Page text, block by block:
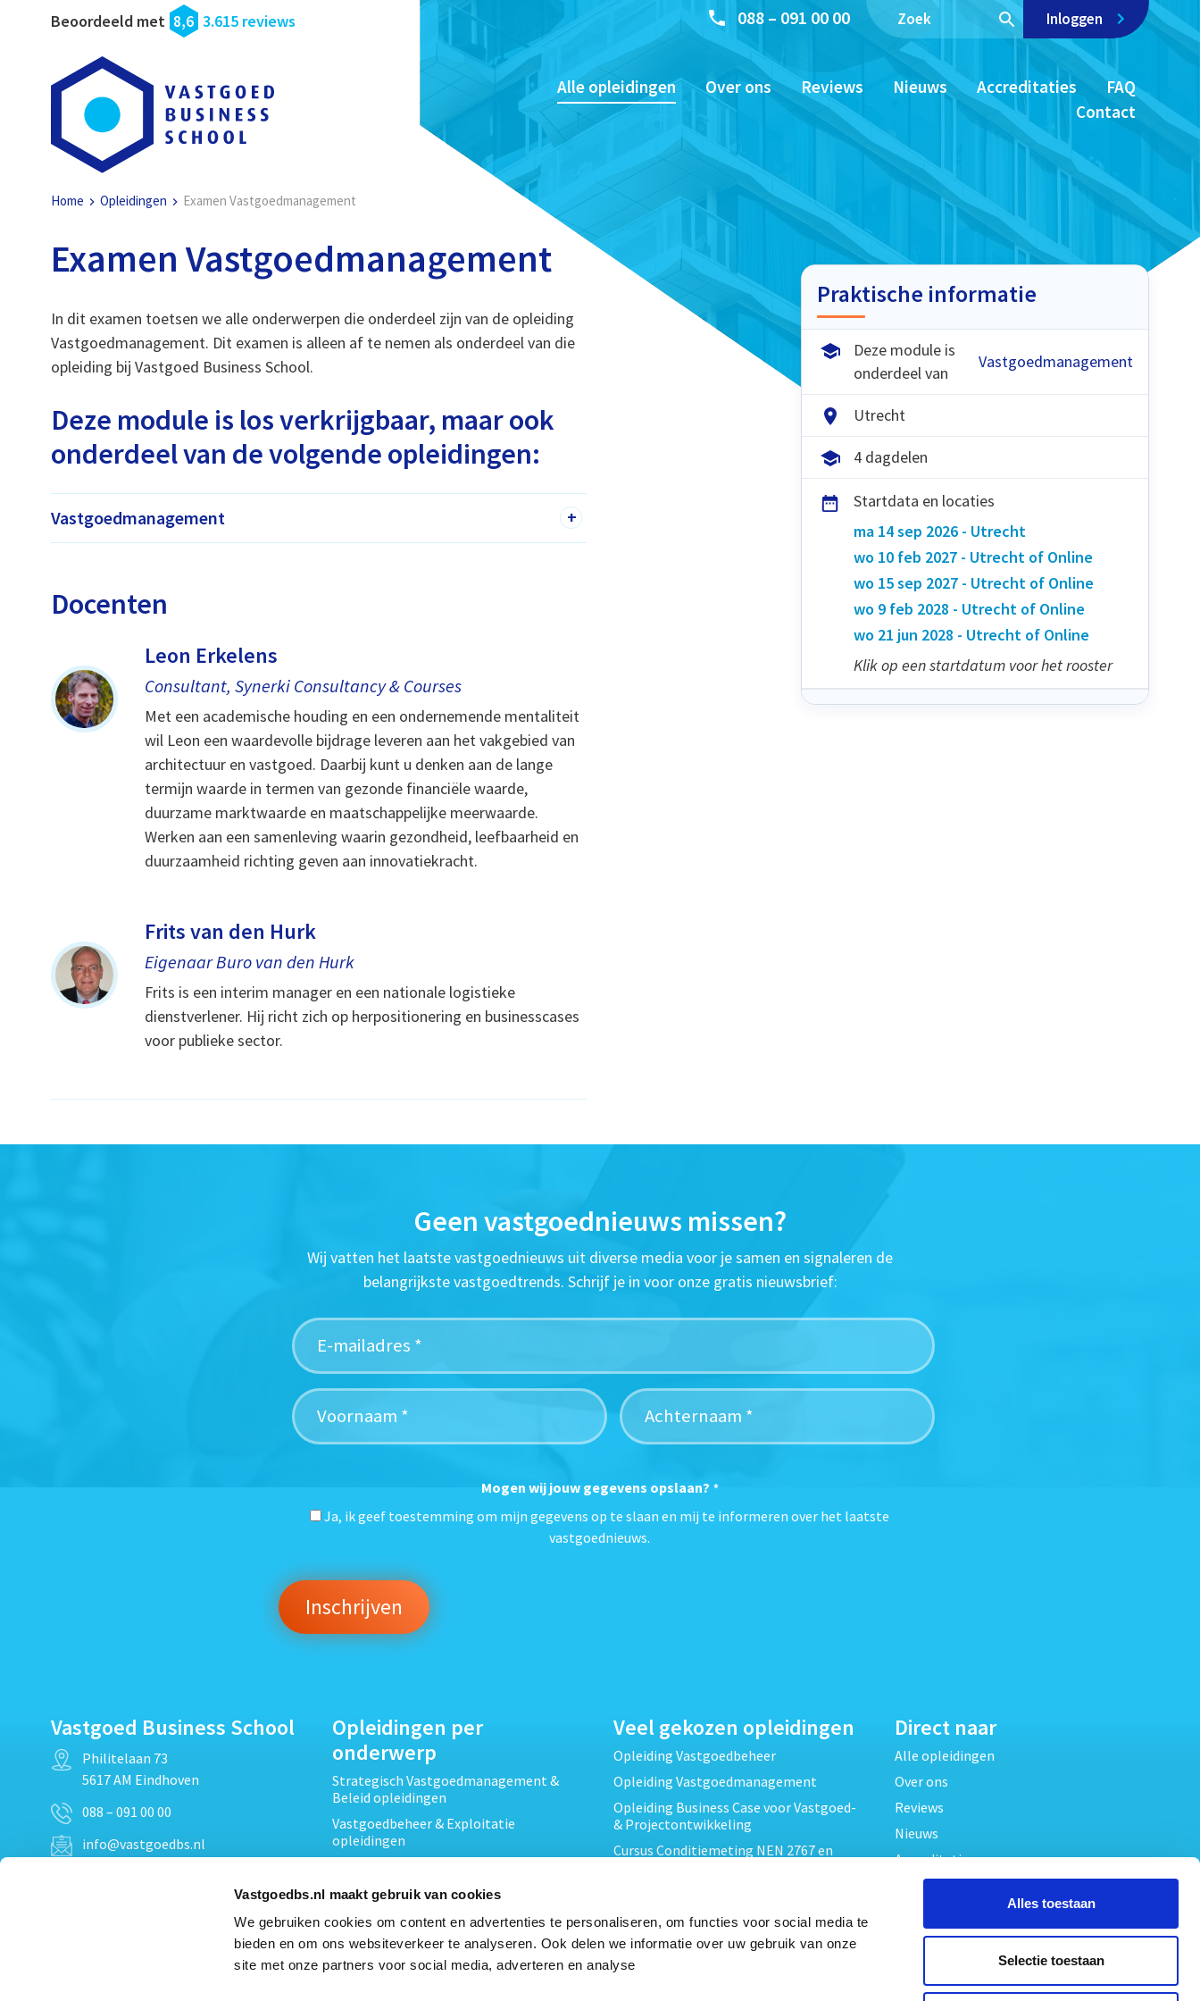
Vastgoedbs.nl maakt gebruik van cookies
We gebruiken cookies om content en advertenties te personaliseren, om functies voor social media te
bieden en om ons websiteverkeer te analyseren. Ook delen we informatie over uw gebruik van onze
site met onze partners voor social media, adverteren en analyse
Alles toestaan
Selectie toestaan
Beoordeeld met 8,6 3.615 reviews 088 – 091 00 00 Inloggen
Alle opleidingen Over ons Reviews Nieuws Accreditaties
FAQ
Contact
Home Opleidingen Examen Vastgoedmanagement
Examen Vastgoedmanagement
In dit examen toetsen we alle onderwerpen die onderdeel zijn van de opleiding
Vastgoedmanagement. Dit examen is alleen af te nemen als onderdeel van die
opleiding bij Vastgoed Business School.
Deze module is los verkrijgbaar, maar ook
onderdeel van de volgende opleidingen:
Vastgoedmanagement +
Docenten
Leon Erkelens
Consultant, Synerki Consultancy & Courses
Met een academische houding en een ondernemende mentaliteit
wil Leon een waardevolle bijdrage leveren aan het vakgebied van
architectuur en vastgoed. Daarbij kunt u denken aan de lange
termijn waarde in termen van gezonde financiële waarde,
duurzame marktwaarde en maatschappelijke meerwaarde.
Werken aan een samenleving waarin gezondheid, leefbaarheid en
duurzaamheid richting geven aan innovatiekracht.
Frits van den Hurk
Eigenaar Buro van den Hurk
Frits is een interim manager en een nationale logistieke
dienstverlener. Hij richt zich op herpositionering en businesscases
voor publieke sector.
Praktische informatie
Deze module is
onderdeel van
Vastgoedmanagement
Utrecht
4 dagdelen
Startdata en locaties
ma 14 sep 2026 - Utrecht
wo 10 feb 2027 - Utrecht of Online
wo 15 sep 2027 - Utrecht of Online
wo 9 feb 2028 - Utrecht of Online
wo 21 jun 2028 - Utrecht of Online
Klik op een startdatum voor het rooster
Geen vastgoednieuws missen?
Wij vatten het laatste vastgoednieuws uit diverse media voor je samen en signaleren de
belangrijkste vastgoedtrends. Schrijf je in voor onze gratis nieuwsbrief:
Mogen wij jouw gegevens opslaan? *
Ja, ik geef toestemming om mijn gegevens op te slaan en mij te informeren over het laatste
vastgoednieuws.
Vastgoed Business School
Philitelaan 73
5617 AM Eindhoven
088 – 091 00 00
info@vastgoedbs.nl
Opleidingen per
onderwerp
Strategisch Vastgoedmanagement &
Beleid opleidingen
Vastgoedbeheer & Exploitatie
opleidingen
Projectontwikkeling &
Techniek, Onderhoud & Inspectie
Opleidingen
Verduurzaming en Energieprestatie
Veel gekozen opleidingen
Opleiding Vastgoedbeheer
Opleiding Vastgoedmanagement
Opleiding Business Case voor Vastgoed-
& Projectontwikkeling
Cursus Conditiemeting NEN 2767 en
Cursus EP-W Basis Woningen
Opleiding Professioneel VvE-beheer
Opleiding Projectleider Vastgoed
Direct naar
Alle opleidingen
Over ons
Reviews
Nieuws
Accreditaties
Algemene voorwaarden
Privacy verklaring